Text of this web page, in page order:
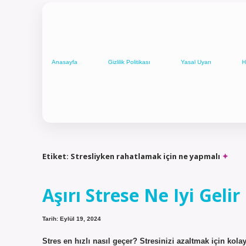
Anasayfa Gizlilik Politikası Yasal Uyarı
Etiket: Stresliyken rahatlamak için ne yapmalı
Aşırı Strese Ne Iyi Gelir
Tarih: Eylül 19, 2024
Stres en hızlı nasıl geçer? Stresinizi azaltmak için